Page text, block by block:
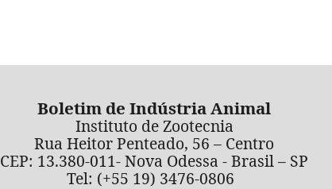
Boletim de Indústria Animal
Instituto de Zootecnia
Rua Heitor Penteado, 56 – Centro
CEP: 13.380-011- Nova Odessa - Brasil – SP
Tel: (+55 19) 3476-0806